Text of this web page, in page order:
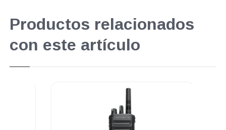
Productos relacionados
con este artículo